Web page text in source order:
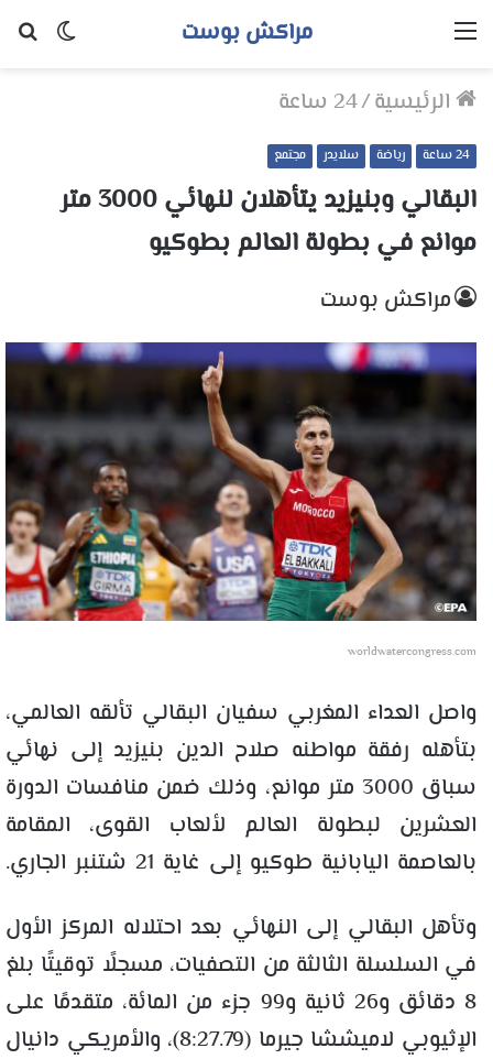
الوضع
مراكش بوست القائمة
الرئيسية/24 ساعة
24 ساعة رياضة سلايدر مجتمع
البقالي وبنيزيد يتأهلان لنهائي 3000 متر
موانع في بطولة العالم بطوكيو
مراكش بوست
worldwatercongress.com
واصل العداء المغربي سفيان البقالي تألقه العالمي،
بتأهله رفقة مواطنه صلاح الدين بنيزيد إلى نهائي
سباق 3000 متر موانع، وذلك ضمن منافسات الدورة
العشرين لبطولة العالم لألعاب القوى، المقامة
بالعاصمة اليابانية طوكيو إلى غاية 21 شتنبر الجاري.
وتأهل البقالي إلى النهائي بعد احتلاله المركز الأول
في السلسلة الثالثة من التصفيات، مسجلًا توقيتًا بلغ
8 دقائق و26 ثانية و99 جزء من المائة، متقدمًا على
الإثيوبي لاميششا جيرما (8:27.79)، والأمريكي دانيال